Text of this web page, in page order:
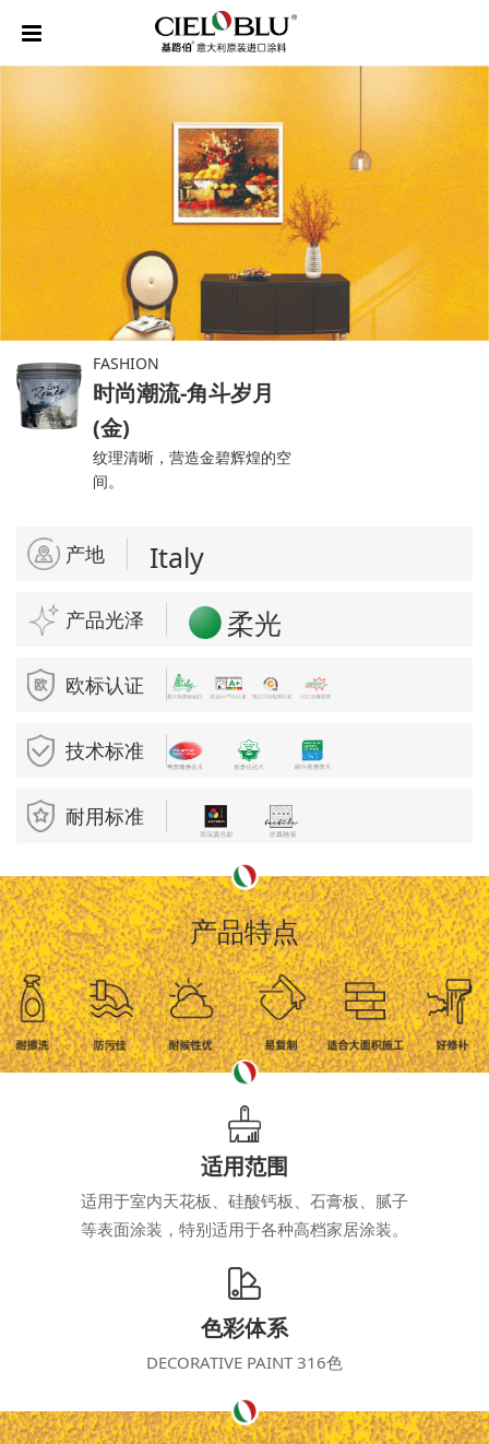
FASHION
时尚潮流-角斗岁月
(金)
纹理清晰，营造金碧辉煌的空
间。
产地 Italy
产品光泽 柔光
欧标认证
技术标准
耐用标准
产品特点
适用范围
适用于室内天花板、硅酸钙板、石膏板、腻子
等表面涂装，特别适用于各种高档家居涂装。
色彩体系
DECORATIVE PAINT 316色